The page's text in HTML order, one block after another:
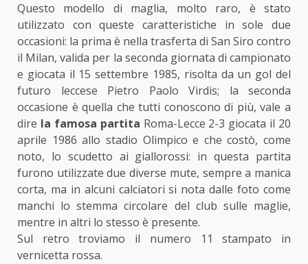
Questo modello di maglia, molto raro, è stato
utilizzato con queste caratteristiche in sole due
occasioni: la prima è nella trasferta di San Siro contro
il Milan, valida per la seconda giornata di campionato
e giocata il 15 settembre 1985, risolta da un gol del
futuro leccese Pietro Paolo Virdis; la seconda
occasione è quella che tutti conoscono di più, vale a
dire la famosa partita Roma-Lecce 2-3 giocata il 20
aprile 1986 allo stadio Olimpico e che costò, come
noto, lo scudetto ai giallorossi: in questa partita
furono utilizzate due diverse mute, sempre a manica
corta, ma in alcuni calciatori si nota dalle foto come
manchi lo stemma circolare del club sulle maglie,
mentre in altri lo stesso è presente.
Sul retro troviamo il numero 11 stampato in
vernicetta rossa.